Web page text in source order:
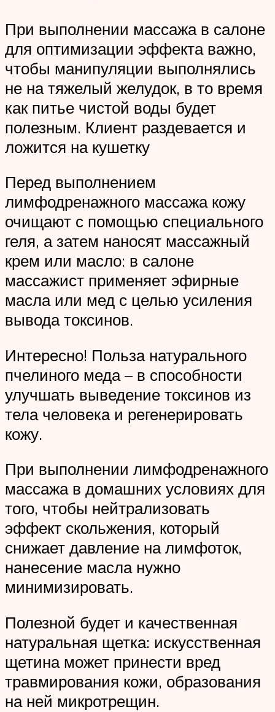
При выполнении массажа в салоне
для оптимизации эффекта важно,
чтобы манипуляции выполнялись
не на тяжелый желудок, в то время
как питье чистой воды будет
полезным. Клиент раздевается и
ложится на кушетку
Перед выполнением
лимфодренажного массажа кожу
очищают с помощью специального
геля, а затем наносят массажный
крем или масло: в салоне
массажист применяет эфирные
масла или мед с целью усиления
вывода токсинов.
Интересно! Польза натурального
пчелиного меда – в способности
улучшать выведение токсинов из
тела человека и регенерировать
кожу.
При выполнении лимфодренажного
массажа в домашних условиях для
того, чтобы нейтрализовать
эффект скольжения, который
снижает давление на лимфоток,
нанесение масла нужно
минимизировать.
Полезной будет и качественная
натуральная щетка: искусственная
щетина может принести вред
травмирования кожи, образования
на ней микротрещин.